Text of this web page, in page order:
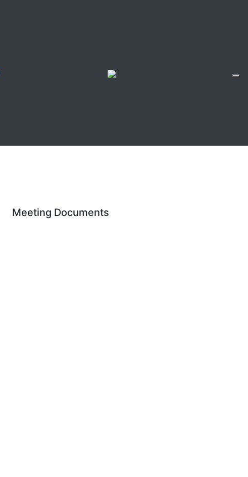
Meeting Documents